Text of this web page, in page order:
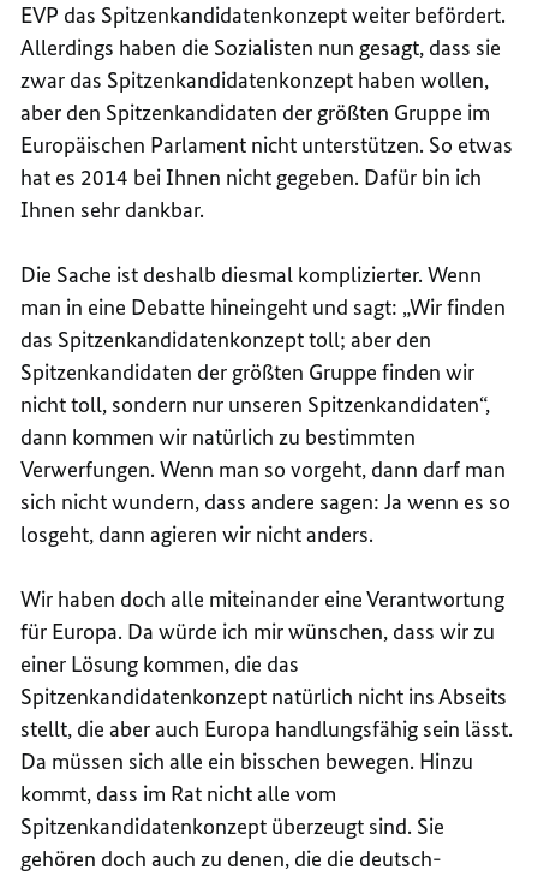
EVP das Spitzenkandidatenkonzept weiter befördert.
Allerdings haben die Sozialisten nun gesagt, dass sie
zwar das Spitzenkandidatenkonzept haben wollen,
aber den Spitzenkandidaten der größten Gruppe im
Europäischen Parlament nicht unterstützen. So etwas
hat es 2014 bei Ihnen nicht gegeben. Dafür bin ich
Ihnen sehr dankbar.
Die Sache ist deshalb diesmal komplizierter. Wenn
man in eine Debatte hineingeht und sagt: „Wir finden
das Spitzenkandidatenkonzept toll; aber den
Spitzenkandidaten der größten Gruppe finden wir
nicht toll, sondern nur unseren Spitzenkandidaten“,
dann kommen wir natürlich zu bestimmten
Verwerfungen. Wenn man so vorgeht, dann darf man
sich nicht wundern, dass andere sagen: Ja wenn es so
losgeht, dann agieren wir nicht anders.
Wir haben doch alle miteinander eine Verantwortung
für Europa. Da würde ich mir wünschen, dass wir zu
einer Lösung kommen, die das
Spitzenkandidatenkonzept natürlich nicht ins Abseits
stellt, die aber auch Europa handlungsfähig sein lässt.
Da müssen sich alle ein bisschen bewegen. Hinzu
kommt, dass im Rat nicht alle vom
Spitzenkandidatenkonzept überzeugt sind. Sie
gehören doch auch zu denen, die die deutsch-